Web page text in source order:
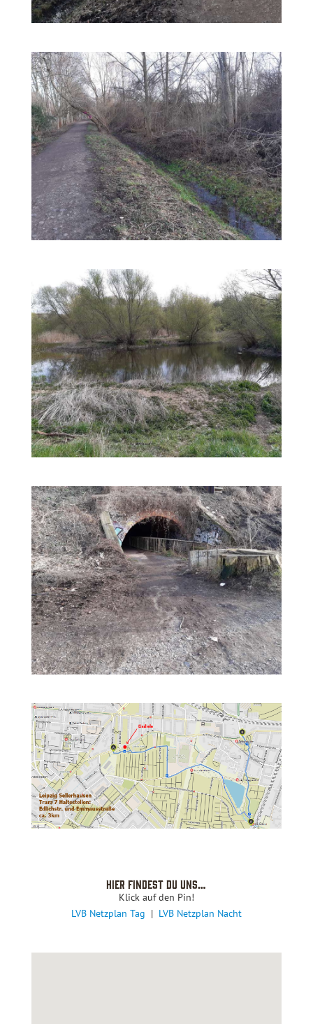
Hier findest du uns…
Klick auf den Pin!
LVB Netzplan Tag | LVB Netzplan Nacht